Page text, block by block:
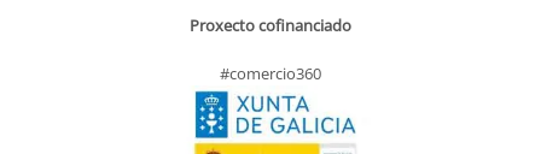
Proxecto cofinanciado
#comercio360